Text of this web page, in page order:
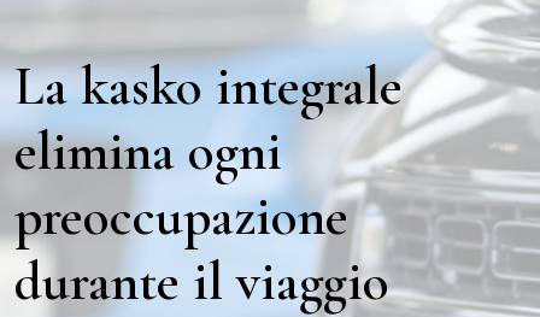
La kasko integrale
elimina ogni
preoccupazione
durante il viaggio